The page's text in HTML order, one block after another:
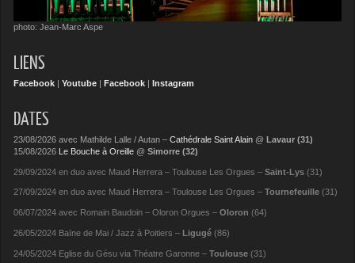
photo: Jean-Marc Aspe
LIENS
Facebook |Youtube |Facebook |Instagram
DATES
23/08/2026 avec Mathilde Lalle / Autan –Cathédrale Saint Alain @Lavaur (31)
15/08/2026 Le Bouche à Oreille @Simorre (32)
29/09/2024 en duo avec Maud Herrera –Toulouse Les Orgues –Saint-Lys (31)
27/09/2024 en duo avec Maud Herrera –Toulouse Les Orgues –Tournefeuille(31)
06/07/2024 avec Romain Baudoin –Oloron Orgues –Oloron (64)
26/05/2024 Baïne de Mai /Jazz à Poitiers –Ligugé (86)
24/05/2024 Eglise du Gésu via Théatre Garonne –Toulouse (31)